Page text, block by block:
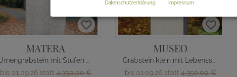
MATERA
Urnengrabstein mit Stufen Muster
bis 01.09.26 statt4.350,00 €
MUSEO
Grabstein klein mit Lebensspirale
bis 01.09.26 statt4.350,00 €
Datenschutzerklärung Impressum